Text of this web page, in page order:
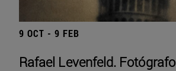
9 OCT - 9 FEB
Rafael Levenfeld. Fotógrafo